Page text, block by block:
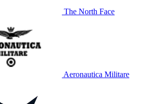
The North Face
Aeronautica Militare